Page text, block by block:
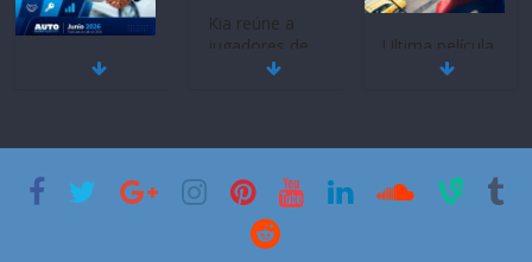
Mercado
historia
11 de julio de
Kia reúne a
jugadores de
fútbol de todo
2026
Ultima película
‘Spider‑Man:
29 de julio de